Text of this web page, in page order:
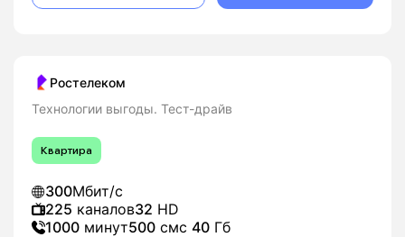
Ростелеком
Технологии выгоды. Тест-драйв
Квартира
300Мбит/с
225 каналов32 HD
1000 минут500 смс 40 Гб